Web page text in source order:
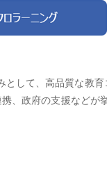
として、高品質な教
、政府の支援など